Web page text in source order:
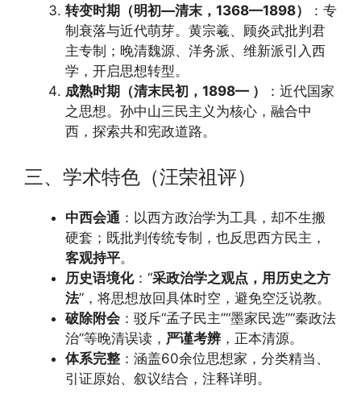
转变时期（明初—清末，1368—1898）
：专
制衰落与近代萌芽。黄宗羲、顾炎武批判君
主专制；晚清魏源、洋务派、维新派引入西
学，开启思想转型。
成熟时期（清末民初，1898— ）
：近代国家
之思想。孙中山三民主义为核心，融合中
西，探索共和宪政道路。
三、学术特色（汪荣祖评）
中西会通 ：以西方政治学为工具，却不生搬
硬套；既批判传统专制，也反思西方民主，
客观持平。
历史语境化：“采政治学之观点，用历史之方
法”，将思想放回具体时空，避免空泛说教。
破除附会 ：驳斥“孟子民主”“墨家民选”“秦政法
治”等晚清误读， 严谨考辨 ，正本清源。
体系完整 ：涵盖60余位思想家，分类精当、
引证原始、叙议结合，注释详明。